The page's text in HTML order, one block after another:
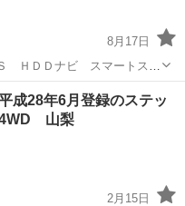
8月17日
ＨＤＤナビ スマートスタ
https://www.otoron.jp/lists/detail?carno=039503 エ...
オトロン
成28年6月登録のステッ
4WD 山梨
2月15日